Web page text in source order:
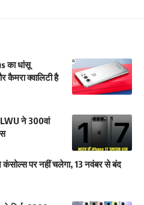
का धांसू
क्वालिटी है
ने 300वां
पर नहीं चलेगा, 13 नवंबर से बंद